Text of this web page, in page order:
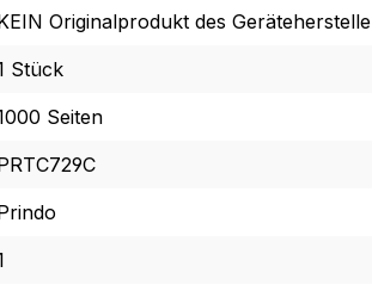
Originalprodukt des
Stück
Seiten